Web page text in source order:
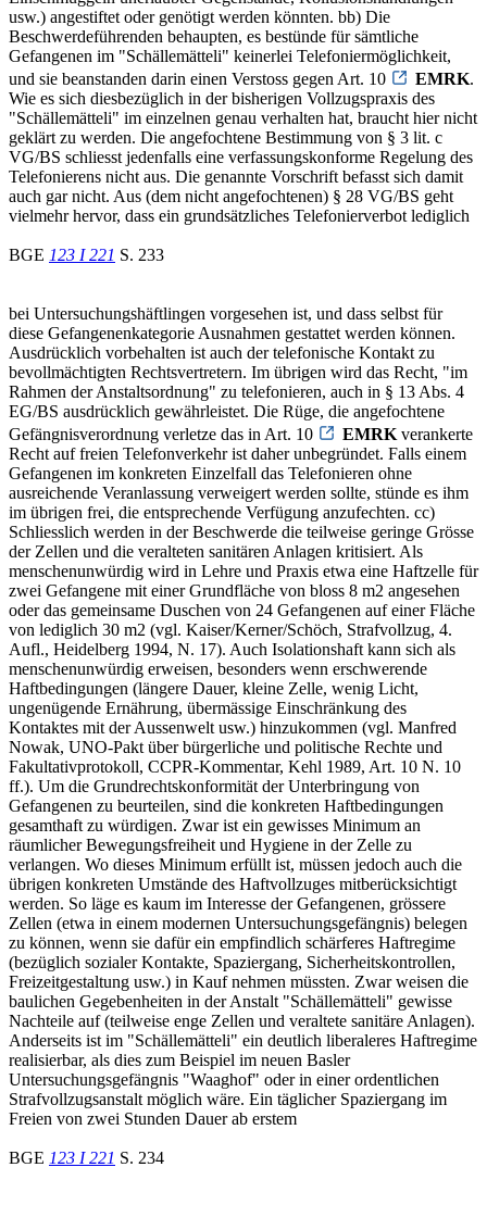
usw.) angestiftet oder genötigt werden könnten. bb) Die
Beschwerdeführenden behaupten, es bestünde für sämtliche
Gefangenen im "Schällemätteli" keinerlei Telefoniermöglichkeit,
und sie beanstanden darin einen Verstoss gegen Art. 10
EMRK.
Wie es sich diesbezüglich in der bisherigen Vollzugspraxis des
"Schällemätteli" im einzelnen genau verhalten hat, braucht hier nicht
geklärt zu werden. Die angefochtene Bestimmung von § 3 lit. c
VG/BS schliesst jedenfalls eine verfassungskonforme Regelung des
Telefonierens nicht aus. Die genannte Vorschrift befasst sich damit
auch gar nicht. Aus (dem nicht angefochtenen) § 28 VG/BS geht
vielmehr hervor, dass ein grundsätzliches Telefonierverbot lediglich
BGE 123 I 221 S. 233
bei Untersuchungshäftlingen vorgesehen ist, und dass selbst für
diese Gefangenenkategorie Ausnahmen gestattet werden können.
Ausdrücklich vorbehalten ist auch der telefonische Kontakt zu
bevollmächtigten Rechtsvertretern. Im übrigen wird das Recht, "im
Rahmen der Anstaltsordnung" zu telefonieren, auch in § 13 Abs. 4
EG/BS ausdrücklich gewährleistet. Die Rüge, die angefochtene
Gefängnisverordnung verletze das in Art. 10
EMRK verankerte
Recht auf freien Telefonverkehr ist daher unbegründet. Falls einem
Gefangenen im konkreten Einzelfall das Telefonieren ohne
ausreichende Veranlassung verweigert werden sollte, stünde es ihm
im übrigen frei, die entsprechende Verfügung anzufechten. cc)
Schliesslich werden in der Beschwerde die teilweise geringe Grösse
der Zellen und die veralteten sanitären Anlagen kritisiert. Als
menschenunwürdig wird in Lehre und Praxis etwa eine Haftzelle für
zwei Gefangene mit einer Grundfläche von bloss 8 m2 angesehen
oder das gemeinsame Duschen von 24 Gefangenen auf einer Fläche
von lediglich 30 m2 (vgl. Kaiser/Kerner/Schöch, Strafvollzug, 4.
Aufl., Heidelberg 1994, N. 17). Auch Isolationshaft kann sich als
menschenunwürdig erweisen, besonders wenn erschwerende
Haftbedingungen (längere Dauer, kleine Zelle, wenig Licht,
ungenügende Ernährung, übermässige Einschränkung des
Kontaktes mit der Aussenwelt usw.) hinzukommen (vgl. Manfred
Nowak, UNO-Pakt über bürgerliche und politische Rechte und
Fakultativprotokoll, CCPR-Kommentar, Kehl 1989, Art. 10 N. 10
ff.). Um die Grundrechtskonformität der Unterbringung von
Gefangenen zu beurteilen, sind die konkreten Haftbedingungen
gesamthaft zu würdigen. Zwar ist ein gewisses Minimum an
räumlicher Bewegungsfreiheit und Hygiene in der Zelle zu
verlangen. Wo dieses Minimum erfüllt ist, müssen jedoch auch die
übrigen konkreten Umstände des Haftvollzuges mitberücksichtigt
werden. So läge es kaum im Interesse der Gefangenen, grössere
Zellen (etwa in einem modernen Untersuchungsgefängnis) belegen
zu können, wenn sie dafür ein empfindlich schärferes Haftregime
(bezüglich sozialer Kontakte, Spaziergang, Sicherheitskontrollen,
Freizeitgestaltung usw.) in Kauf nehmen müssten. Zwar weisen die
baulichen Gegebenheiten in der Anstalt "Schällemätteli" gewisse
Nachteile auf (teilweise enge Zellen und veraltete sanitäre Anlagen).
Anderseits ist im "Schällemätteli" ein deutlich liberaleres Haftregime
realisierbar, als dies zum Beispiel im neuen Basler
Untersuchungsgefängnis "Waaghof" oder in einer ordentlichen
Strafvollzugsanstalt möglich wäre. Ein täglicher Spaziergang im
Freien von zwei Stunden Dauer ab erstem
BGE 123 I 221 S. 234